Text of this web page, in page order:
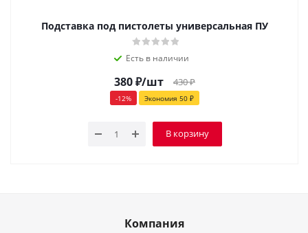
Подставка под пистолеты универсальная ПУ
Есть в наличии
380₽/шт 430₽
-12% Экономия 50 ₽
В корзину
Компания